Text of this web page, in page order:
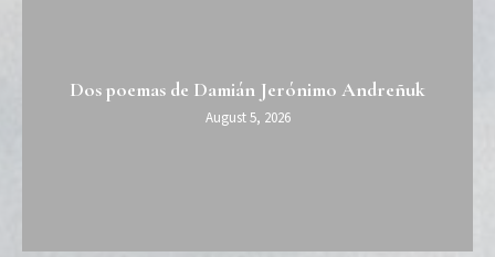
Dos poemas de Damián Jerónimo Andreñuk
August 5, 2026